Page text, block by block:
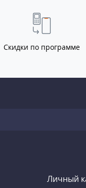
Скидки по программе
Личный